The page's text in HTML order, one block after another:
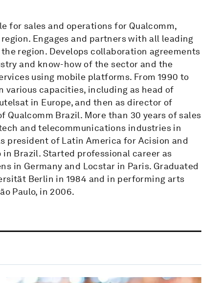
for sales and operations for Qualcomm,
Engages and partners with all leading
region. Develops collaboration agreements
and know-how of the sector and the
using mobile platforms. From 1990 to
various capacities, including as head of
in Europe, and then as director of
Qualcomm Brazil. More than 30 years of sales
and telecommunications industries in
president of Latin America for Acision and
Brazil. Started professional career as
in Germany and Locstar in Paris. Graduated
Berlin in 1984 and in performing arts
Paulo, in 2006.